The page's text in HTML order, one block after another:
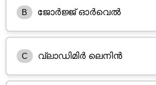
B ജോർജ്ജ് ഓർവെൽ
C വ്ലാഡിമിർ ലെനിൻ